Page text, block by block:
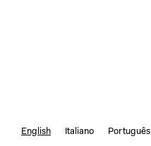
English Italiano Português